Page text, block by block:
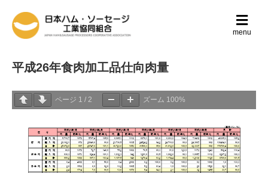
メ
ニ
定
menu
平成26年食肉加工品仕向肉量
ページ 1 / 2 ズーム 100%